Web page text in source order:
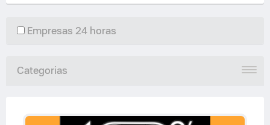
Empresas 24 horas
Categorias